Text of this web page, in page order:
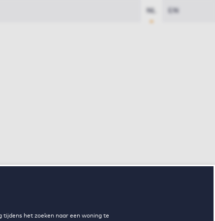
tijdens het zoeken naar een woning te
NL EN